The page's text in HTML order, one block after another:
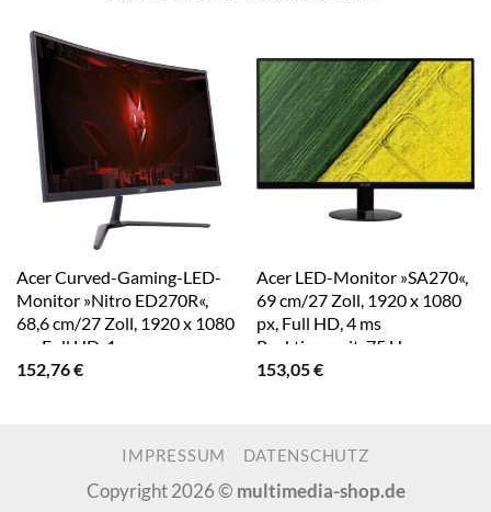
Acer Curved-Gaming-LED-
Monitor »Nitro ED270R«,
68,6 cm/27 Zoll, 1920 x 1080
px, Full HD, 1 ms
Reaktionszeit, 165 Hz
152,76€
Acer LED-Monitor »SA270«,
69 cm/27 Zoll, 1920 x 1080
px, Full HD, 4 ms
Reaktionszeit, 75 Hz
153,05€
IMPRESSUM DATENSCHUTZ
Copyright 2026 © multimedia-shop.de